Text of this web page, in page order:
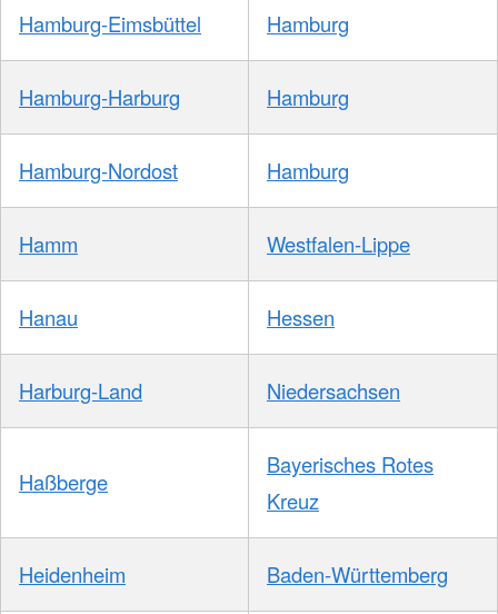
Hamburg-Eimsbüttel Hamburg
Hamburg-Harburg Hamburg
Hamburg-Nordost Hamburg
Hamm Westfalen-Lippe
Hanau Hessen
Harburg-Land Niedersachsen
Haßberge
Bayerisches Rotes
Kreuz
Heidenheim Baden-Württemberg